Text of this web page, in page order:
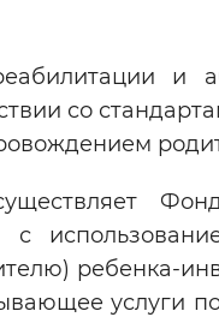
и
со
ребенка-
услуги